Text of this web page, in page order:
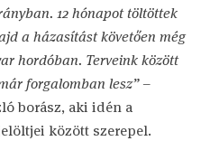
12 hónapot töltöttek
a házasítást követően még
hordóban. Terveink között
forgalomban lesz”–
borász, aki idén a
között szerepel.